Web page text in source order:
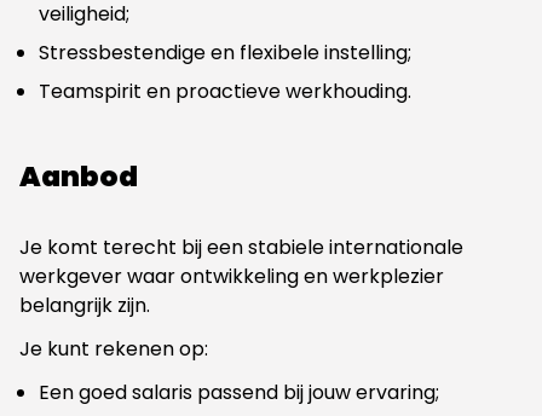
veiligheid;
Stressbestendige en flexibele instelling;
Teamspirit en proactieve werkhouding.
Aanbod
Je komt terecht bij een stabiele internationale
werkgever waar ontwikkeling en werkplezier
belangrijk zijn.
Je kunt rekenen op:
Een goed salaris passend bij jouw ervaring;